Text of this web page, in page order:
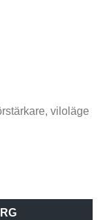
viloläge